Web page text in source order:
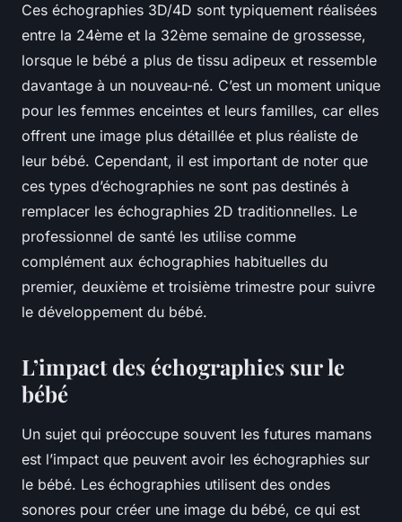
Ces échographies 3D/4D sont typiquement réalisées
entre la 24ème et la 32ème semaine de grossesse,
lorsque le bébé a plus de tissu adipeux et ressemble
davantage à un nouveau-né. C’est un moment unique
pour les femmes enceintes et leurs familles, car elles
offrent une image plus détaillée et plus réaliste de
leur bébé. Cependant, il est important de noter que
ces types d’échographies ne sont pas destinés à
remplacer les échographies 2D traditionnelles. Le
professionnel de santé les utilise comme
complément aux échographies habituelles du
premier, deuxième et troisième trimestre pour suivre
le développement du bébé.
L’impact des échographies sur le
bébé
Un sujet qui préoccupe souvent les futures mamans
est l’impact que peuvent avoir les échographies sur
le bébé. Les échographies utilisent des ondes
sonores pour créer une image du bébé, ce qui est